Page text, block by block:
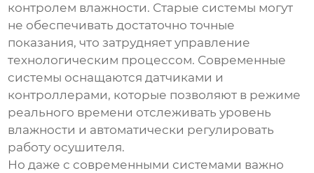
контролем влажности. Старые системы могут
не обеспечивать достаточно точные
показания, что затрудняет управление
технологическим процессом. Современные
системы оснащаются датчиками и
контроллерами, которые позволяют в режиме
реального времени отслеживать уровень
влажности и автоматически регулировать
работу осушителя.
Но даже с современными системами важно